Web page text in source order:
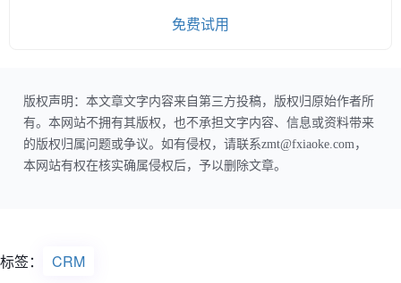
免费试用
版权声明：本文章文字内容来自第三方投稿，版权归原始作者所
有。本网站不拥有其版权，也不承担文字内容、信息或资料带来
的版权归属问题或争议。如有侵权，请联系zmt@fxiaoke.com，
本网站有权在核实确属侵权后，予以删除文章。
标签： CRM